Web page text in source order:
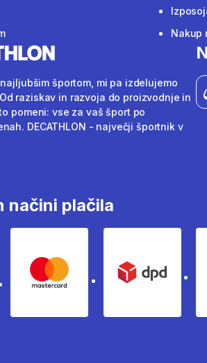
Nakup
športom, mi pa izdelujemo
raziskav in razvoja do proizvodnje in
pomeni: vse za vaš šport po
DECATHLON - največji športnik v
načini plačila
Mastercard Dpd